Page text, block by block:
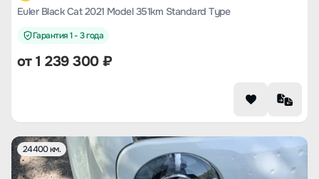
Euler Black Cat 2021 Model 351km Standard Type
Гарантия 1 - 3 года
от1 239 300₽
24400 км.